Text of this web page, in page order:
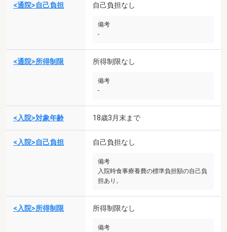
<通院>自己負担 自己負担なし
備考
-
<通院>所得制限 所得制限なし
備考
-
<入院>対象年齢 18歳3月末まで
<入院>自己負担 自己負担なし
備考
入院時食事療養費の標準負担額の自己負
担あり。
<入院>所得制限 所得制限なし
備考